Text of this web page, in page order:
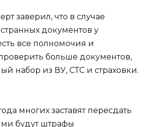
заверил, что в случае
документов у
все полномочия и
больше документов,
набор из ВУ, СТС и страховки.